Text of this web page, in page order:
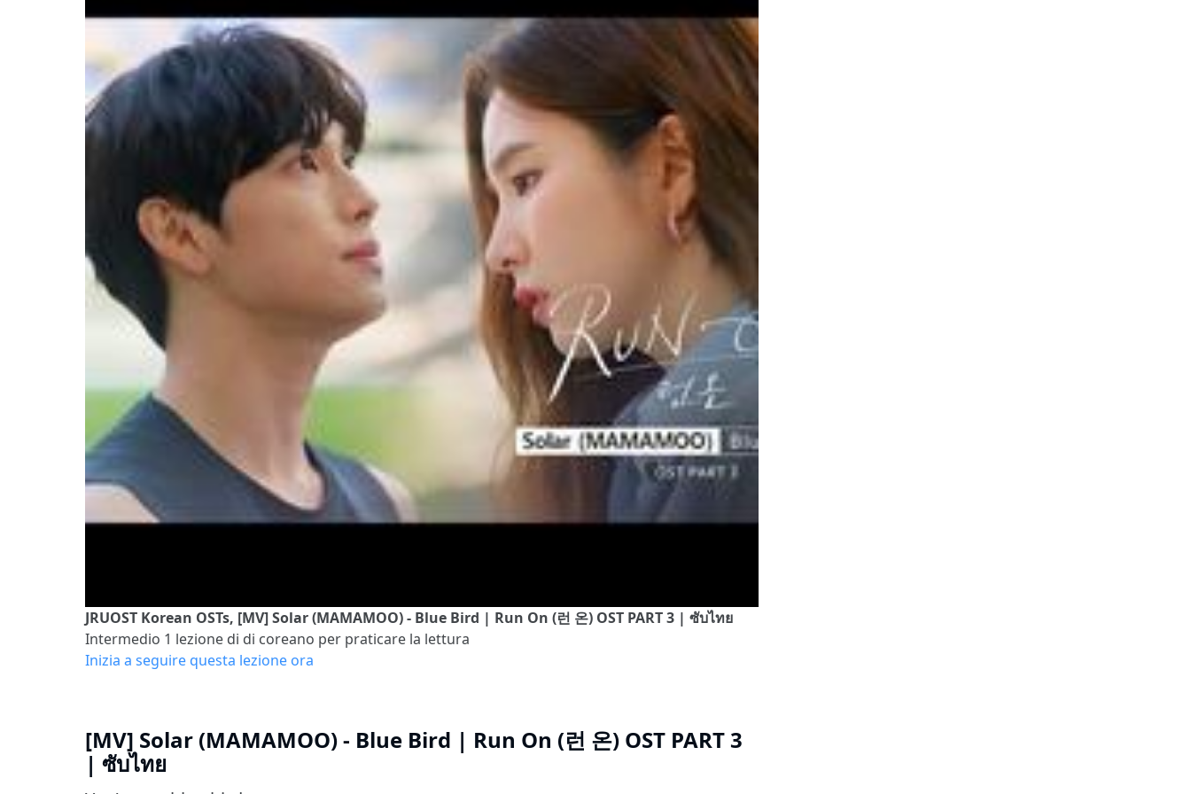
JRUOST Korean OSTs, [MV] Solar (MAMAMOO) - Blue Bird | Run On (런 온) OST PART 3 | ซับไทย
Intermedio 1 lezione di di coreano per praticare la lettura
Inizia a seguire questa lezione ora
[MV] Solar (MAMAMOO) - Blue Bird | Run On (런 온) OST PART 3
| ซับไทย